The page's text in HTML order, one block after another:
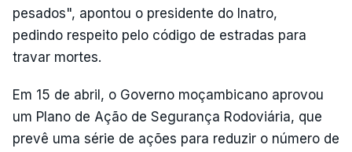
pesados", apontou o presidente do Inatro,
pedindo respeito pelo código de estradas para
travar mortes.
Em 15 de abril, o Governo moçambicano aprovou
um Plano de Ação de Segurança Rodoviária, que
prevê uma série de ações para reduzir o número de